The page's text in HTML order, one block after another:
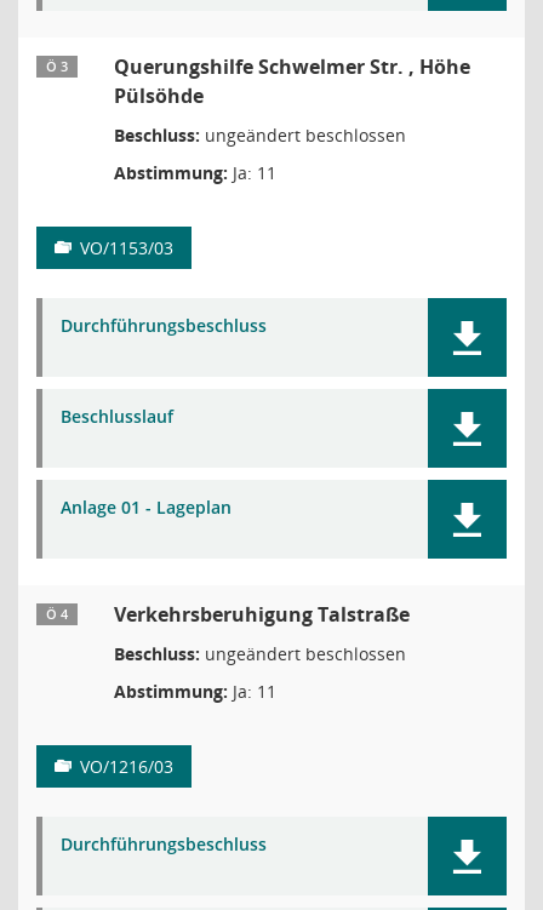
Ö 3
Querungshilfe Schwelmer Str. , Höhe
Pülsöhde
Beschluss: ungeändert beschlossen
Abstimmung: Ja: 11
VO/1153/03
Durchführungsbeschluss
Beschlusslauf
Anlage 01 - Lageplan
Ö 4 Verkehrsberuhigung Talstraße
Beschluss: ungeändert beschlossen
Abstimmung: Ja: 11
VO/1216/03
Durchführungsbeschluss